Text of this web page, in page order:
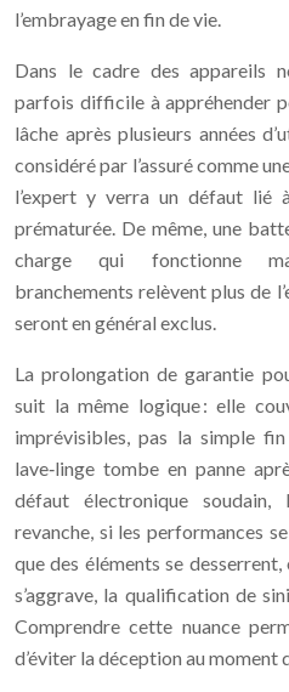
l’embrayage en fin de vie.
Dans le cadre des appareils
parfois difficile à appréhender
lâche après plusieurs années
considéré par l’assuré comme
l’expert y verra un défaut lié
prématurée. De même, une
charge qui fonctionne
branchements relèvent plus de
seront en général exclus.
La prolongation de garantie
suit la même logique : elle
imprévisibles, pas la simple
lave‑linge tombe en panne
défaut électronique
revanche, si les performances
que des éléments se
s’aggrave, la qualification de
Comprendre cette nuance
d’éviter la déception au moment